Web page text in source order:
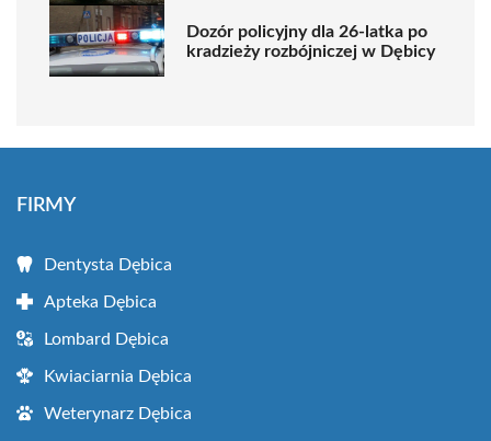
Dozór policyjny dla 26-latka po
kradzieży rozbójniczej w Dębicy
FIRMY
Dentysta Dębica
Apteka Dębica
Lombard Dębica
Kwiaciarnia Dębica
Weterynarz Dębica